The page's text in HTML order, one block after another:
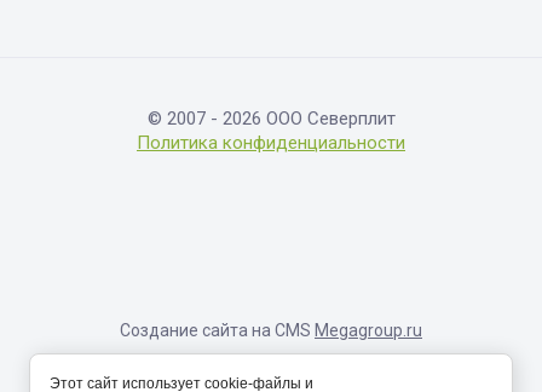
© 2007 - 2026 ООО Северплит
Политика конфиденциальности
Создание сайта на CMS Megagroup.ru
справочный характер и не являет собой публичную оферту,
Этот сайт использует cookie-файлы и